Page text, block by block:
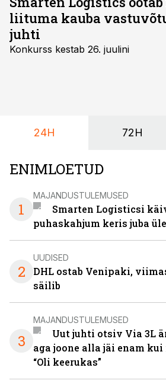
liituma kauba
juhti
Konkurss kestab 26. juulini
24H 72H
ENIMLOETUD
1
MAJANDUSTULEMUSED
Smarten Logisticsi
puhaskahjum keris juba
2
UUDISED
DHL ostab Venipaki,
säilib
3
MAJANDUSTULEMUSED
Uut juhti otsiv Via 3L
aga joone alla jäi enam
“Oli keerukas”